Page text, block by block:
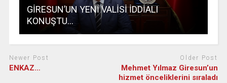
GİRESUN’UN YENİ VALİSİ İDDİALI
KONUŞTU…
Newer Post
ENKAZ…
Older Post
Mehmet Yılmaz Giresun’un
hizmet önceliklerini sıraladı